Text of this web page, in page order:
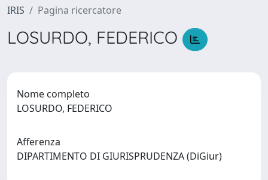
IRIS Pagina ricercatore
LOSURDO, FEDERICO
Nome completo
LOSURDO, FEDERICO
Afferenza
DIPARTIMENTO DI GIURISPRUDENZA (DiGiur)